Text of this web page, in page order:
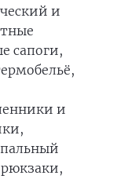
и
сапоги,
и